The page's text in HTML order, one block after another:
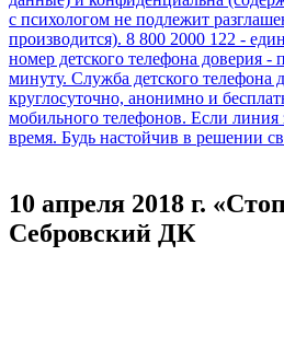
10 апреля 2018 г.
Себровский ДК